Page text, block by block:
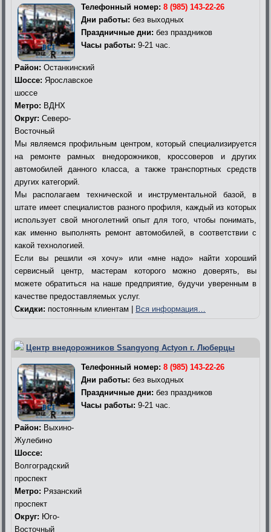
Телефонный номер: 8 (985) 143-22-26
Дни работы: без выходных
Праздничные дни: без праздников
Часы работы: 9-21 час.
Район: Останкинский
Шоссе: Ярославское
шоссе
Метро: ВДНХ
Округ: Северо-
Восточный
Мы являемся профильным центром, который специализируется
на ремонте рамных внедорожников, кроссоверов и других
автомобилей данного класса, а также транспортных средств
других категорий.
Мы располагаем технической и инструментальной базой, в
штате имеет специалистов разного профиля, каждый из которых
использует свой многолетний опыт для того, чтобы понимать,
как именно выполнять ремонт автомобилей, в соответствии с
какой технологией.
Если вы решили «я хочу» или «мне надо» найти хороший
сервисный центр, мастерам которого можно доверять, вы
можете обратиться на наше предприятие, будучи уверенным в
качестве предоставляемых услуг.
Скидки: постоянным клиентам | Вся информация…
Центр внедорожников Ssangyong Actyon г. Люберцы
Телефонный номер: 8 (985) 143-22-26
Дни работы: без выходных
Праздничные дни: без праздников
Часы работы: 9-21 час.
Район: Выхино-
Жулебино
Шоссе:
Волгоградский
проспект
Метро: Рязанский
проспект
Округ: Юго-
Восточный